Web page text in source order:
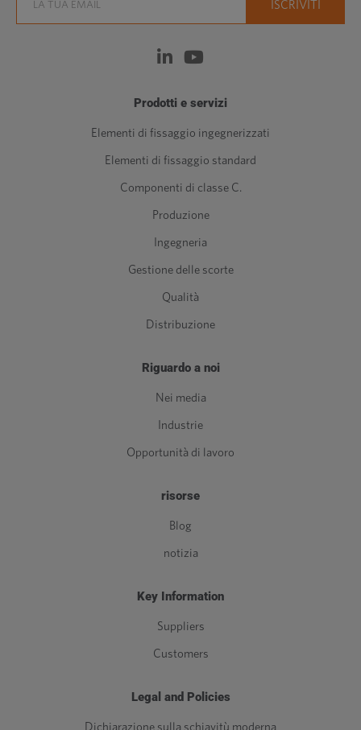
Prodotti e servizi
Elementi di fissaggio ingegnerizzati
Elementi di fissaggio standard
Componenti di classe C.
Produzione
Ingegneria
Gestione delle scorte
Qualità
Distribuzione
Riguardo a noi
Nei media
Industrie
Opportunità di lavoro
risorse
Blog
notizia
Key Information
Suppliers
Customers
Legal and Policies
Dichiarazione sulla schiavitù moderna